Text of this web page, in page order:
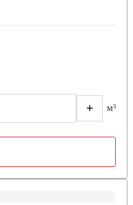
+ м³